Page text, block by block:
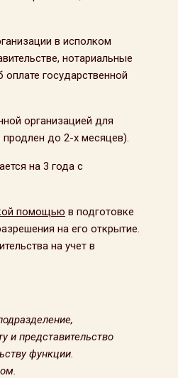
в исполком
нотариальные
государственной
организацией для
до 2-х месяцев).
на 3 года с
помощью в подготовке
на его открытие.
на учет в
и представительство
функции.